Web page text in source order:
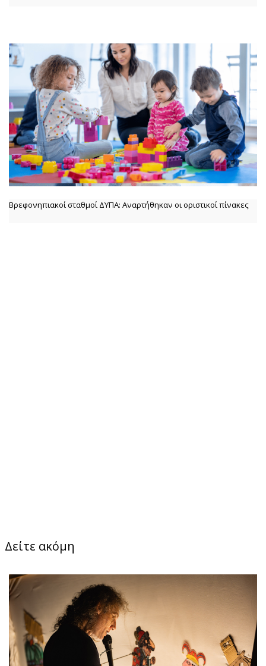
Βρεφονηπιακοί σταθμοί ΔΥΠΑ: Αναρτήθηκαν οι οριστικοί πίνακες
Δείτε ακόμη